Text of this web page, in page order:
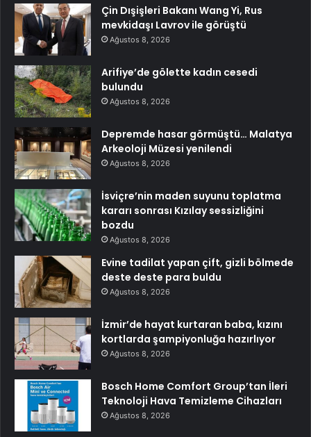
Çin Dışişleri Bakanı Wang Yi, Rus
mevkidaşı Lavrov ile görüştü
Ağustos 8, 2026
Arifiye’de gölette kadın cesedi
bulundu
Ağustos 8, 2026
Depremde hasar görmüştü… Malatya
Arkeoloji Müzesi yenilendi
Ağustos 8, 2026
İsviçre’nin maden suyunu toplatma
kararı sonrası Kızılay sessizliğini
bozdu
Ağustos 8, 2026
Evine tadilat yapan çift, gizli bölmede
deste deste para buldu
Ağustos 8, 2026
İzmir’de hayat kurtaran baba, kızını
kortlarda şampiyonluğa hazırlıyor
Ağustos 8, 2026
Bosch Home Comfort Group’tan İleri
Teknoloji Hava Temizleme Cihazları
Ağustos 8, 2026